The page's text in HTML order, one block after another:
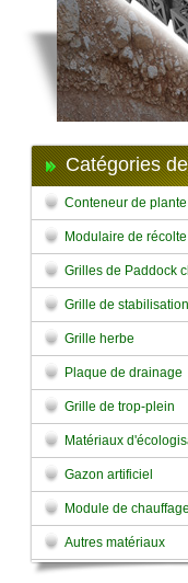
Catégories
Conteneur de plante
Modulaire de
Grilles de Paddock
Grille de
Grille herbe
Plaque de drainage
Grille de trop-plein
Matériaux
Gazon artificiel
Module de
Autres matériaux